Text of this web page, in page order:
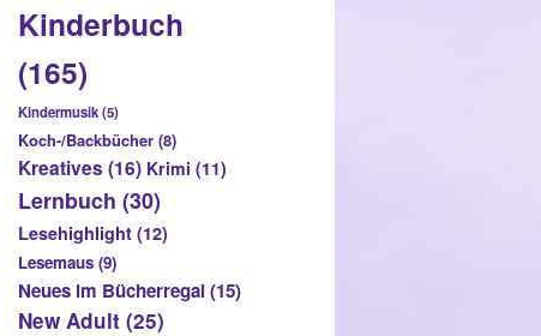
Kinderbuch
(165)
Kindermusik(5)
Koch-/Backbücher (8)
Kreatives (16) Krimi (11)
Lernbuch (30)
Lesehighlight (12)
Lesemaus (9)
Neues im Bücherregal(15)
New Adult (25)